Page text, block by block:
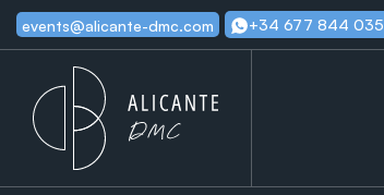
events@alicante-dmc.com +34 677 844 035